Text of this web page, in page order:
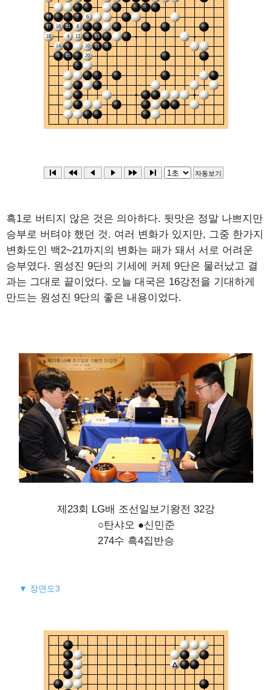
흑1로 버티지 않은 것은 의아하다. 뒷맛은 정말 나쁘지만
승부로 버텨야 했던 것. 여러 변화가 있지만, 그중 한가지
변화도인 백2~21까지의 변화는 패가 돼서 서로 어려운
승부였다. 원성진 9단의 기세에 커제 9단은 물러났고 결
과는 그대로 끝이었다. 오늘 대국은 16강전을 기대하게
만드는 원성진 9단의 좋은 내용이었다.
제23회 LG배 조선일보기왕전 32강
○탄샤오 ●신민준
274수 흑4집반승
▼ 장면도3